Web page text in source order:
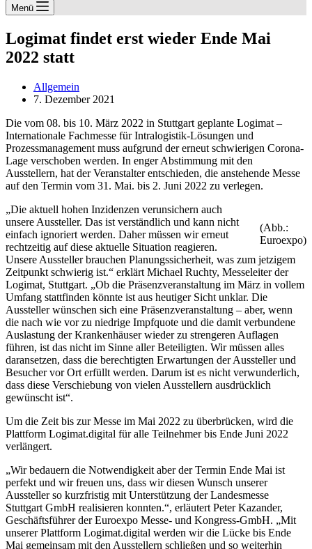
Menü
Logimat findet erst wieder Ende Mai
2022 statt
Allgemein
7. Dezember 2021
Die vom 08. bis 10. März 2022 in Stuttgart geplante Logimat –
Internationale Fachmesse für Intralogistik-Lösungen und
Prozessmanagement muss aufgrund der erneut schwierigen Corona-
Lage verschoben werden. In enger Abstimmung mit den
Ausstellern, hat der Veranstalter entschieden, die anstehende Messe
auf den Termin vom 31. Mai. bis 2. Juni 2022 zu verlegen.
(Abb.:
Euroexpo)
„Die aktuell hohen Inzidenzen verunsichern auch
unsere Aussteller. Das ist verständlich und kann nicht
einfach ignoriert werden. Daher müssen wir erneut
rechtzeitig auf diese aktuelle Situation reagieren.
Unsere Aussteller brauchen Planungssicherheit, was zum jetzigem
Zeitpunkt schwierig ist.“ erklärt Michael Ruchty, Messeleiter der
Logimat, Stuttgart. „Ob die Präsenzveranstaltung im März in vollem
Umfang stattfinden könnte ist aus heutiger Sicht unklar. Die
Aussteller wünschen sich eine Präsenzveranstaltung – aber, wenn
die nach wie vor zu niedrige Impfquote und die damit verbundene
Auslastung der Krankenhäuser wieder zu strengeren Auflagen
führen, ist das nicht im Sinne aller Beteiligten. Wir müssen alles
daransetzen, dass die berechtigten Erwartungen der Aussteller und
Besucher vor Ort erfüllt werden. Darum ist es nicht verwunderlich,
dass diese Verschiebung von vielen Ausstellern ausdrücklich
gewünscht ist“.
Um die Zeit bis zur Messe im Mai 2022 zu überbrücken, wird die
Plattform Logimat.digital für alle Teilnehmer bis Ende Juni 2022
verlängert.
„Wir bedauern die Notwendigkeit aber der Termin Ende Mai ist
perfekt und wir freuen uns, dass wir diesen Wunsch unserer
Aussteller so kurzfristig mit Unterstützung der Landesmesse
Stuttgart GmbH realisieren konnten.“, erläutert Peter Kazander,
Geschäftsführer der Euroexpo Messe- und Kongress-GmbH. „Mit
unserer Plattform Logimat.digital werden wir die Lücke bis Ende
Mai gemeinsam mit den Ausstellern schließen und so weiterhin